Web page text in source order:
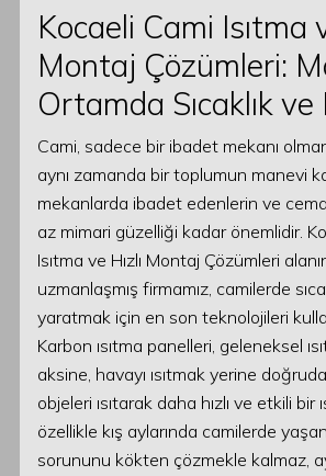
Kocaeli Cami Isıtma
Montaj Çözümleri:
Ortamda Sıcaklık
Cami, sadece bir ibadet mekanı
aynı zamanda bir toplumun manevi
mekanlarda ibadet edenlerin ve
az mimari güzelliği kadar önemlidir.
Isıtma ve Hızlı Montaj Çözümleri
uzmanlaşmış firmamız, camilerde
yaratmak için en son teknolojileri
Karbon ısıtma panelleri, geleneksel
aksine, havayı ısıtmak yerine
objeleri ısıtarak daha hızlı ve etkili bir
özellikle kış aylarında camilerde
sorununu kökten çözmekle kalmaz,